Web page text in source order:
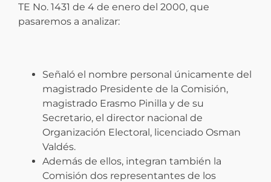
TE No. 1431 de 4 de enero del 2000, que
pasaremos a analizar:
Señaló el nombre personal únicamente del
magistrado Presidente de la Comisión,
magistrado Erasmo Pinilla y de su
Secretario, el director nacional de
Organización Electoral, licenciado Osman
Valdés.
Además de ellos, integran también la
Comisión dos representantes de los